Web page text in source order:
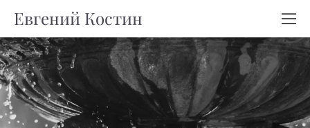
Евгений Костин